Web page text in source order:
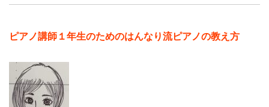
ピアノ講師１年生のためのはんなり流ピアノの教え方